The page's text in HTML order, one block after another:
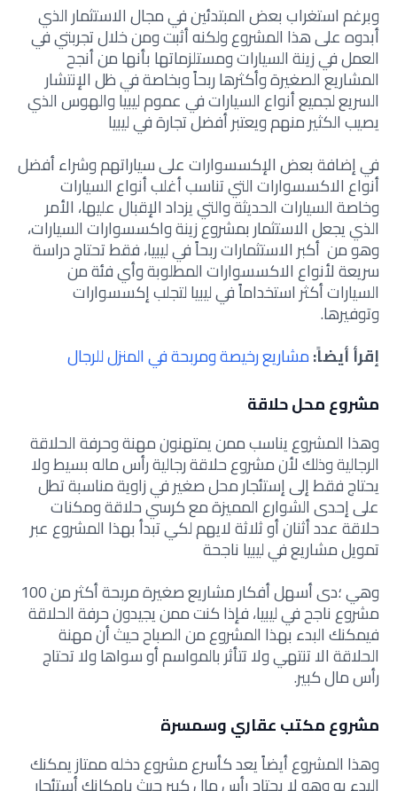
وبرغم استغراب بعض المبتدئين في مجال الاستثمار الذي
أبدوه على هذا المشروع ولكنه أثبت ومن خلال تجربتي في
العمل في زينة السيارات ومستلزماتها بأنها من أنجح
المشاريع الصغيرة وأكثرها ربحاً وبخاصة في ظل الإنتشار
السريع لجميع أنواع السيارات في عموم ليبيا والهوس الذي
يصيب الكثير منهم ويعتبر أفضل تجارة في ليبيا
في إضافة بعض الإكسسوارات على سياراتهم وشراء أفضل
أنواع الاكسسوارات التي تناسب أغلب أنواع السيارات
وخاصة السيارات الحديثة والتي يزداد الإقبال عليها، الأمر
الذي يجعل الاستثمار بمشروع زينة واكسسوارات السيارات،
وهو من أكبر الاستثمارات ربحاً في ليبيا، فقط تحتاج دراسة
سريعة لأنواع الاكسسوارات المطلوبة وأي فئة من
السيارات أكثر استخداماً في ليبيا لتجلب إكسسوارات
وتوفيرها.
إقرأ أيضاً:مشاريع رخيصة ومربحة في المنزل للرجال
مشروع محل حلاقة
وهذا المشروع يناسب ممن يمتهنون مهنة وحرفة الحلاقة
الرجالية وذلك لأن مشروع حلاقة رجالية رأس ماله بسيط ولا
يحتاج فقط إلى إستئجار محل صغير في زاوية مناسبة تطل
على إحدى الشوارع المميزة مع كرسي حلاقة ومكنات
حلاقة عدد أثنان أو ثلاثة لايهم لكي تبدأ بهذا المشروع عبر
تمويل مشاريع في ليبيا ناجحة
وهي ؛دى أسهل أفكار مشاريع صغيرة مربحة أكثر من 100
مشروع ناجح في ليبيا، فإذا كنت ممن يجيدون حرفة الحلاقة
فيمكنك البدء بهذا المشروع من الصباح حيث أن مهنة
الحلاقة الا تنتهي ولا تتأثر بالمواسم أو سواها ولا تحتاج
رأس مال كبير.
مشروع مكتب عقاري وسمسرة
وهذا المشروع أيضاً يعد كأسرع مشروع دخله ممتاز يمكنك